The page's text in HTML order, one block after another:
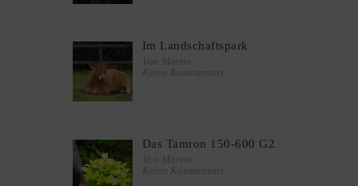
Im Landschaftspark
Von Martin
Keine Kommentare
Das Tamron 150-600 G2
Von Martin
Keine Kommentare